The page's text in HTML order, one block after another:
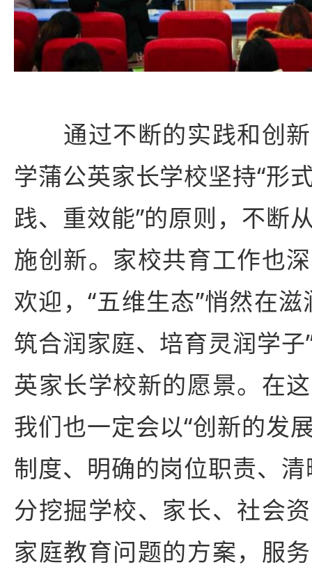
通过不断的实践和创新
学蒲公英家长学校坚持“形
践、重效能”的原则，不断
施创新。家校共育工作也
欢迎，“五维生态”悄然在
筑合润家庭、培育灵润学
英家长学校新的愿景。在
我们也一定会以“创新的发
制度、明确的岗位职责、
分挖掘学校、家长、社会
家庭教育问题的方案，服